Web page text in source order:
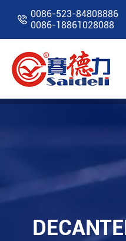
 0086-523-84808886
0086-18861028088
홈 자원 블로